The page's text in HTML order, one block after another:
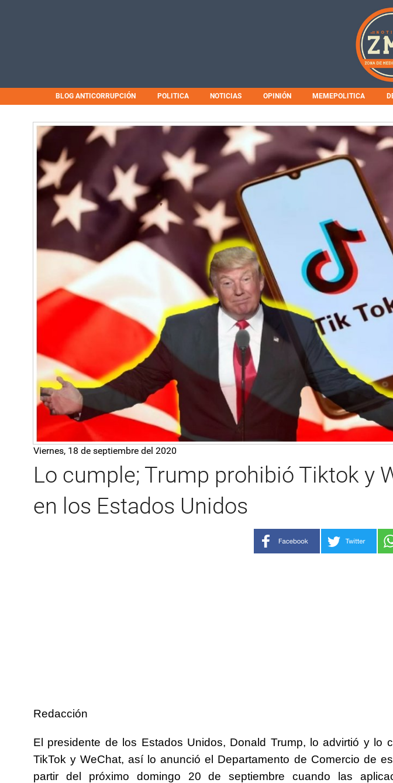
BLOG ANTICORRUPCIÓN POLITICA NOTICIAS OPINIÓN MEMEPOLITICA
Viernes, 18 de septiembre del 2020
Lo cumple; Trump prohibió Tiktok y
en los Estados Unidos
Redacción
El presidente de los Estados Unidos, Donald Trump, lo advirtió y lo
TikTok y WeChat, así lo anunció el Departamento de Comercio de
partir del próximo domingo 20 de septiembre cuando las